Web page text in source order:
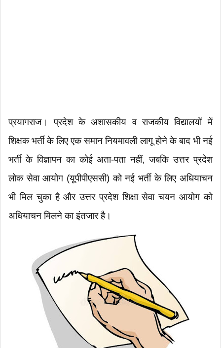
प्रयागराज। प्रदेश के अशासकीय व राजकीय विद्यालयों में
शिक्षक भर्ती के लिए एक समान नियमावली लागू होने के बाद भी नई
भर्ती के विज्ञापन का कोई अता-पता नहीं, जबकि उत्तर प्रदेश
लोक सेवा आयोग (यूपीपीएससी) को नई भर्ती के लिए अधियाचन
भी मिल चुका है और उत्तर प्रदेश शिक्षा सेवा चयन आयोग को
अधियाचन मिलने का इंतजार है।